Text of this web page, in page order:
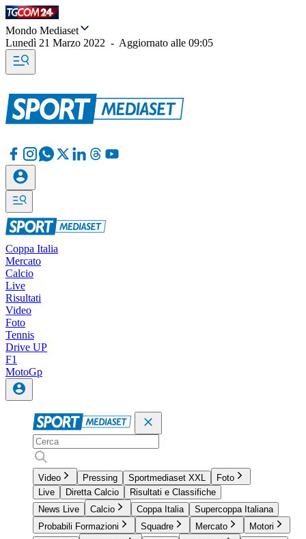
Mondo Mediaset
Lunedì 21 Marzo 2022 - Aggiornato alle 09:05
Coppa Italia
Mercato
Calcio
Live
Risultati
Video
Foto
Tennis
Drive UP
F1
MotoGp
Video Pressing Sportmediaset XXL
Foto
Live
Diretta Calcio
Risultati e Classifiche
News Live
Calcio Coppa Italia
Supercoppa Italiana
Probabili Formazioni
Squadre Mercato
Motori